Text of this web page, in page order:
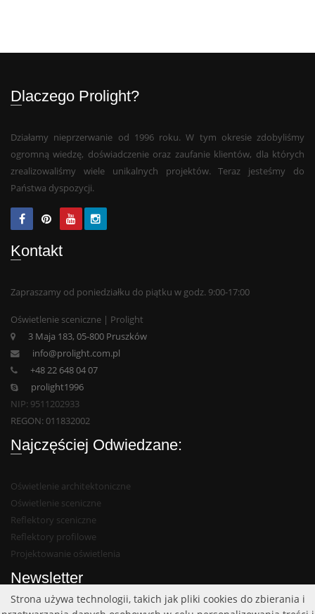
Dlaczego Prolight?
Działamy nieprzerwanie od 1996 roku. W tym okresie zdobyliśmy
ogromną wiedzę, doświadczenie oraz zaufanie klientów, dla których
zrealizowaliśmy wiele unikalnych projektów. Teraz jesteśmy do
Państwa dyspozycji.
Kontakt
Zapraszamy od poniedziałku do piątku w godz. 9:00-17:00
Oświetlenie sceniczne | Prolight
3 Maja 183, 05-800 Pruszków
info@prolight.com.pl
+48 22 648 04 07
prolight1996
NIP: 9511202933
REGON: 011832002
Najczęściej Odwiedzane:
Oświetlenie architektoniczne
Oświetlenie sceniczne
Reflektory sceniczne
Reflektory profilowe
Projektowanie oświetlenia
Newsletter
Strona używa technologii, takich jak pliki cookies do zbierania i